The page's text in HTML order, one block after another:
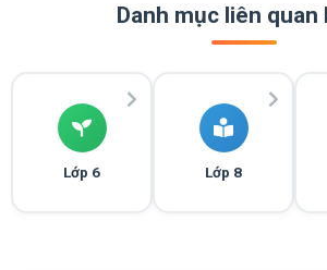
Danh mục liên quan
Lớp 6 Lớp 8